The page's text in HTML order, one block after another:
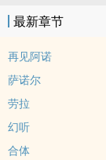
? ? ? 杀死小丑是有
说话，实则睚眦必
的小事，不值得引
院，不情不愿的林
庄园的好工作。不
怀工作做得妥当，
尔弗雷德的吩咐，
最新章节
再见阿诺
萨诺尔
劳拉
幻听
合体